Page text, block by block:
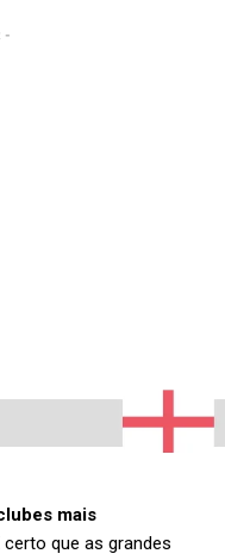
-
mais
certo que as grandes